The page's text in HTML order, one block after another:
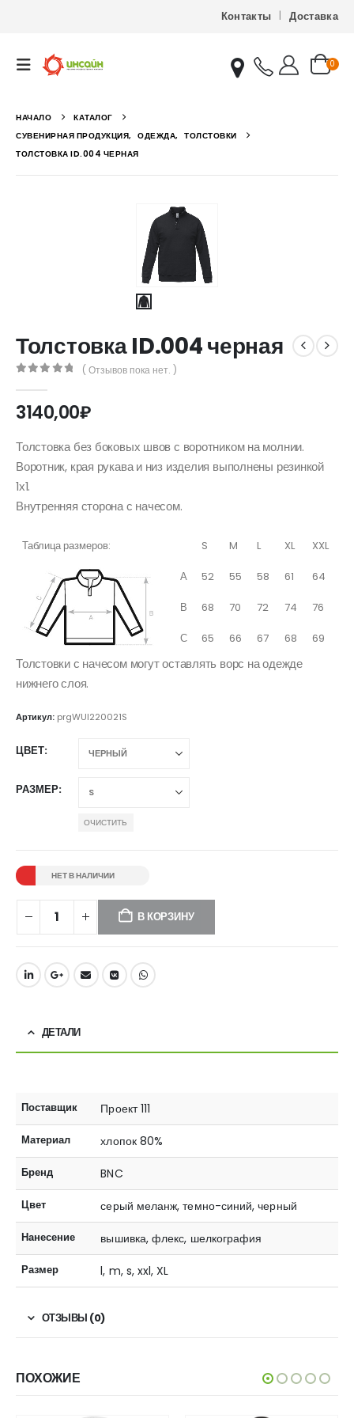
Контакты Доставка
0
НАЧАЛО
КАТАЛОГ
СУВЕНИРНАЯ ПРОДУКЦИЯ, ОДЕЖДА, ТОЛСТОВКИ
ТОЛСТОВКА ID.004 ЧЕРНАЯ
Толстовка ID.004 черная
( Отзывов пока нет. )
3140,00₽
Толстовка без боковых швов с воротником на молнии.
Воротник, края рукава и низ изделия выполнены резинкой
1х1.
Внутренняя сторона с начесом.
Таблица размеров: S M L XL XXL
А 52 55 58 61 64
В 68 70 72 74 76
С 65 66 67 68 69
Толстовки с начесом могут оставлять ворс на одежде
нижнего слоя.
Артикул: prgWUI220021S
ЦВЕТ
РАЗМЕР
ОЧИСТИТЬ
НЕТ В НАЛИЧИИ
В КОРЗИНУ
ДЕТАЛИ
Поставщик Проект 111
Материал хлопок 80%
Бренд BNC
Цвет серый меланж, темно-синий, черный
Нанесение вышивка, флекс, шелкография
Размер l, m, s, xxl, XL
ОТЗЫВЫ (0)
ПОХОЖИЕ